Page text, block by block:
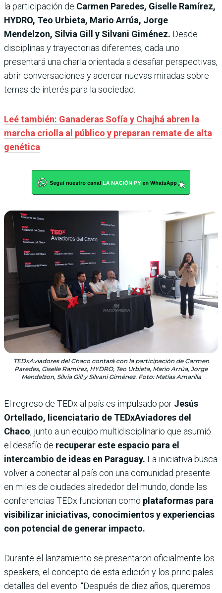
la participación de Carmen Paredes, Giselle Ramírez,
HYDRO, Teo Urbieta, Mario Arrúa, Jorge
Mendelzon, Silvia Gill y Silvani Giménez. Desde
disciplinas y trayectorias diferentes, cada uno
presentará una charla orientada a desafiar perspectivas,
abrir conversaciones y acercar nuevas miradas sobre
temas de interés para la sociedad.
Leé también: Ganaderas Sofía y Chajhá abren la
marcha criolla al público y preparan remate de alta
genética
TEDxAviadores del Chaco contará con la participación de Carmen
Paredes, Giselle Ramírez, HYDRO, Teo Urbieta, Mario Arrúa, Jorge
Mendelzon, Silvia Gill y Silvani Giménez. Foto: Matías Amarilla
El regreso de TEDx al país es impulsado por Jesús
Ortellado, licenciatario de TEDxAviadores del
Chaco, junto a un equipo multidisciplinario que asumió
el desafío de recuperar este espacio para el
intercambio de ideas en Paraguay. La iniciativa busca
volver a conectar al país con una comunidad presente
en miles de ciudades alrededor del mundo, donde las
conferencias TEDx funcionan como plataformas para
visibilizar iniciativas, conocimientos y experiencias
con potencial de generar impacto.
Durante el lanzamiento se presentaron oficialmente los
speakers, el concepto de esta edición y los principales
detalles del evento. “Después de diez años, queremos